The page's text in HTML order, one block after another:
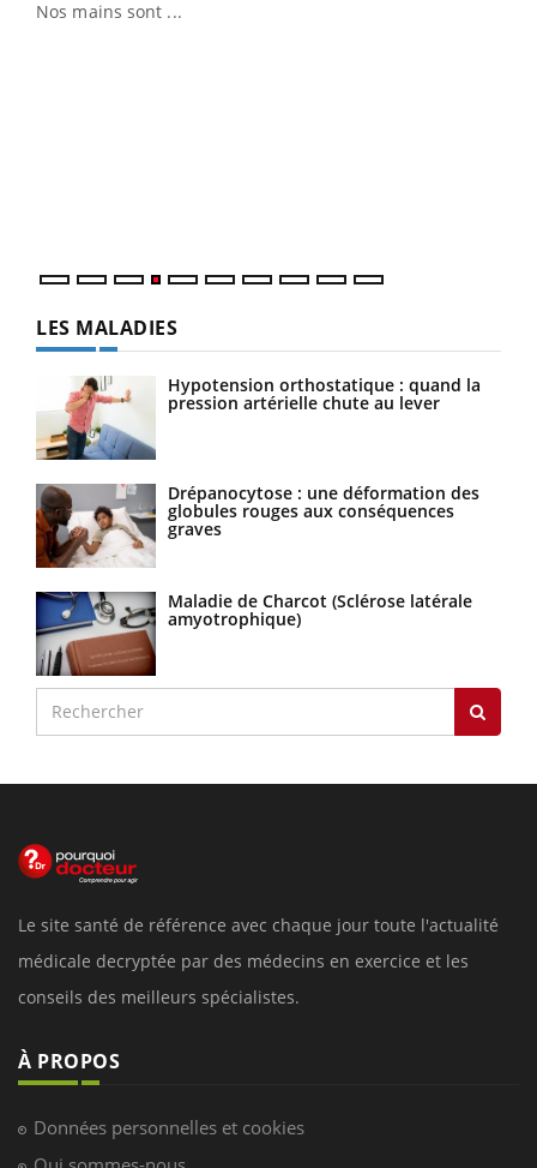
Nos mains sont ...
LES MALADIES
Hypotension orthostatique : quand la
pression artérielle chute au lever
Drépanocytose : une déformation des
globules rouges aux conséquences
graves
Maladie de Charcot (Sclérose latérale
amyotrophique)
Le site santé de référence avec chaque jour toute l'actualité
médicale decryptée par des médecins en exercice et les
conseils des meilleurs spécialistes.
À PROPOS
Données personnelles et cookies